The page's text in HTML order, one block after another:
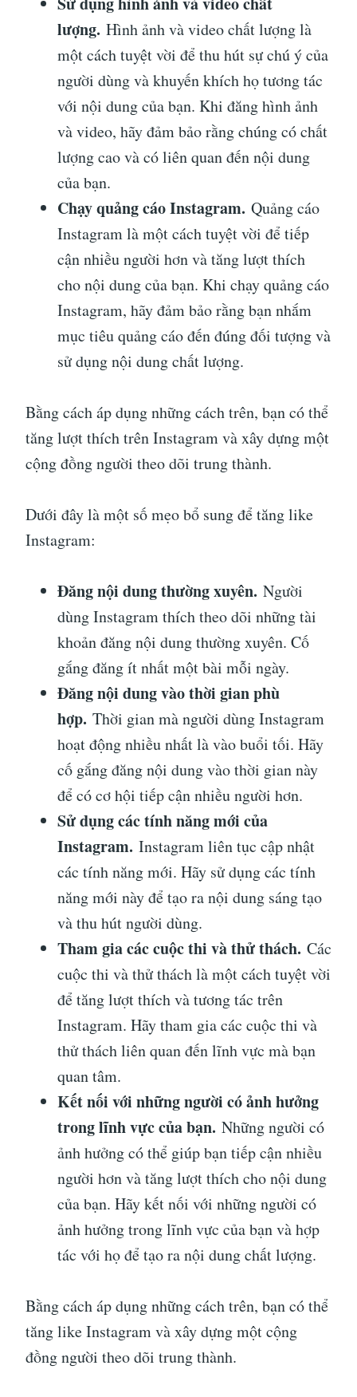
lượng. Hình ảnh và video chất lượng là
một cách tuyệt vời để thu hút sự chú ý của
người dùng và khuyến khích họ tương tác
với nội dung của bạn. Khi đăng hình ảnh
và video, hãy đảm bảo rằng chúng có chất
lượng cao và có liên quan đến nội dung
của bạn.
Chạy quảng cáo Instagram. Quảng cáo
Instagram là một cách tuyệt vời để tiếp
cận nhiều người hơn và tăng lượt thích
cho nội dung của bạn. Khi chạy quảng cáo
Instagram, hãy đảm bảo rằng bạn nhắm
mục tiêu quảng cáo đến đúng đối tượng và
sử dụng nội dung chất lượng.
Bằng cách áp dụng những cách trên, bạn có thể
tăng lượt thích trên Instagram và xây dựng một
cộng đồng người theo dõi trung thành.
Dưới đây là một số mẹo bổ sung để tăng like
Instagram:
Đăng nội dung thường xuyên. Người
dùng Instagram thích theo dõi những tài
khoản đăng nội dung thường xuyên. Cố
gắng đăng ít nhất một bài mỗi ngày.
Đăng nội dung vào thời gian phù
hợp. Thời gian mà người dùng Instagram
hoạt động nhiều nhất là vào buổi tối. Hãy
cố gắng đăng nội dung vào thời gian này
để có cơ hội tiếp cận nhiều người hơn.
Sử dụng các tính năng mới của
Instagram. Instagram liên tục cập nhật
các tính năng mới. Hãy sử dụng các tính
năng mới này để tạo ra nội dung sáng tạo
và thu hút người dùng.
Tham gia các cuộc thi và thử thách. Các
cuộc thi và thử thách là một cách tuyệt vời
để tăng lượt thích và tương tác trên
Instagram. Hãy tham gia các cuộc thi và
thử thách liên quan đến lĩnh vực mà bạn
quan tâm.
Kết nối với những người có ảnh hưởng
trong lĩnh vực của bạn. Những người có
ảnh hưởng có thể giúp bạn tiếp cận nhiều
người hơn và tăng lượt thích cho nội dung
của bạn. Hãy kết nối với những người có
ảnh hưởng trong lĩnh vực của bạn và hợp
tác với họ để tạo ra nội dung chất lượng.
Bằng cách áp dụng những cách trên, bạn có thể
tăng like Instagram và xây dựng một cộng
đồng người theo dõi trung thành.